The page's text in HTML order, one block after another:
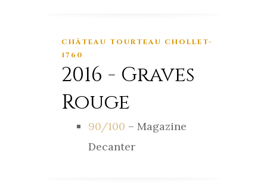
CHÂTEAU TOURTEAU CHOLLET-
1760
2016 - Graves
Rouge
90/100 – Magazine
Decanter